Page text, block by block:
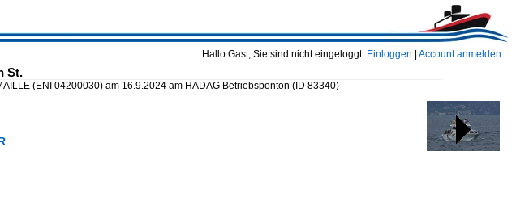
Hallo Gast, Sie sind nicht eingeloggt. Einloggen Account anmelden
St.
(ENI 04200030) am 16.9.2024 am HADAG Betriebsponton (ID 83340)